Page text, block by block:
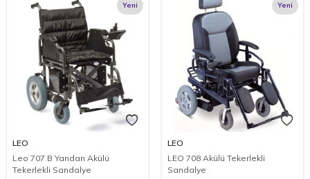
Yeni
LEO
Leo 707 B Yandan Akülü
Tekerlekli Sandalye
Yeni
LEO
LEO 708 Akülü Tekerlekli
Sandalye